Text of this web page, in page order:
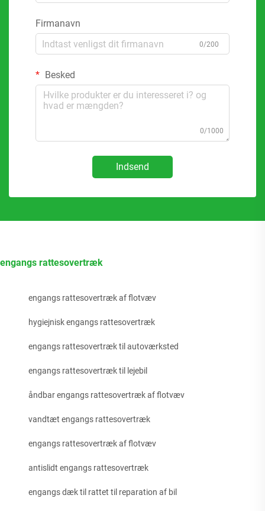
Firmanavn
0/200
Besked
0/1000
Indsend
engangs rattesovertræk
engangs rattesovertræk af flotvæv
hygiejnisk engangs rattesovertræk
engangs rattesovertræk til autoværksted
engangs rattesovertræk til lejebil
åndbar engangs rattesovertræk af flotvæv
vandtæt engangs rattesovertræk
engangs rattesovertræk af flotvæv
antislidt engangs rattesovertræk
engangs dæk til rattet til reparation af bil